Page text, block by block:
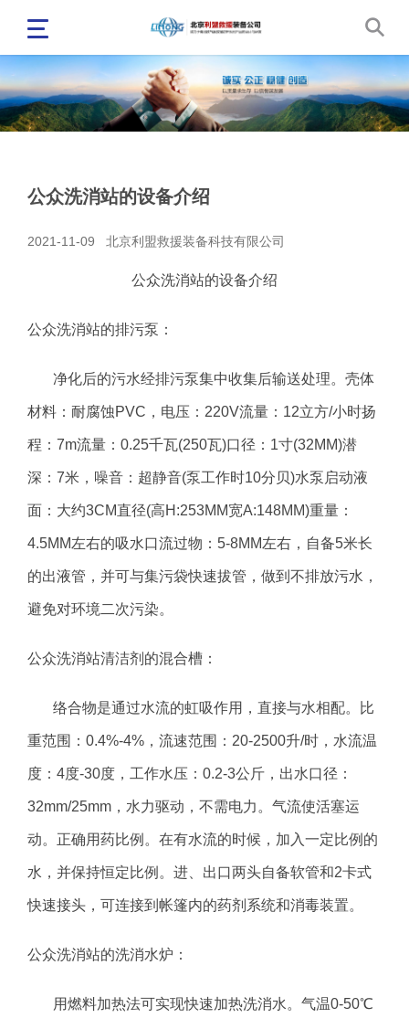
​公众洗消站的设备介绍
2021-11-09 北京利盟救援装备科技有限公司
公众洗消站的设备介绍
公众洗消站的排污泵：
净化后的污水经排污泵集中收集后输送处理。壳体
材料：耐腐蚀PVC，电压：220V流量：12立方/小时扬
程：7m流量：0.25千瓦(250瓦)口径：1寸(32MM)潜
深：7米，噪音：超静音(泵工作时10分贝)水泵启动液
面：大约3CM直径(高H:253MM宽A:148MM)重量：
4.5MM左右的吸水口流过物：5-8MM左右，自备5米长
的出液管，并可与集污袋快速拔管，做到不排放污水，
避免对环境二次污染。
公众洗消站清洁剂的混合槽：
络合物是通过水流的虹吸作用，直接与水相配。比
重范围：0.4%-4%，流速范围：20-2500升/时，水流温
度：4度-30度，工作水压：0.2-3公斤，出水口径：
32mm/25mm，水力驱动，不需电力。气流使活塞运
动。正确用药比例。在有水流的时候，加入一定比例的
水，并保持恒定比例。进、出口两头自备软管和2卡式
快速接头，可连接到帐篷内的药剂系统和消毒装置。
公众洗消站的洗消水炉：
用燃料加热法可实现快速加热洗消水。气温0-50℃